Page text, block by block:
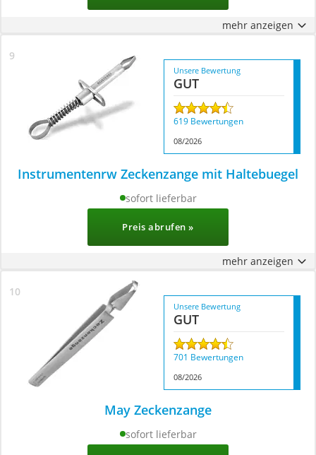
mehr anzeigen
Unsere Bewertung
GUT
619 Bewertungen
08/2026
Instrumentenrw Zeckenzange mit Haltebuegel
sofort lieferbar
Preis abrufen »
mehr anzeigen
Unsere Bewertung
GUT
701 Bewertungen
08/2026
May Zeckenzange
sofort lieferbar